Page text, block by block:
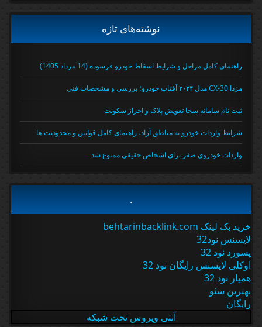
نوشته‌های تازه
راهنمای کامل مراحل و شرایط اسقاط خودرو فرسوده (14 مرداد 1405)
مزدا CX-30 مدل ۲۰۲۴ آفتاب خودرو؛ بررسی و مشخصات فنی
ثبت نام سامانه سخا تعویض پلاک و احراز سکونت
شرایط واردات خودرو به مناطق آزاد، راهنمای کامل قوانین و محدودیت ها
واردات خودروی صفر برای اشخاص حقیقی ممنوع شد
خرید بک لینک behtarinbacklink.com
لایسنس نود32
پسورد نود 32
اوکلی لایسنس رایگان نود 32
همیار نود 32
بهترین سئو
رایگان
آنتی ویروس تحت شبکه